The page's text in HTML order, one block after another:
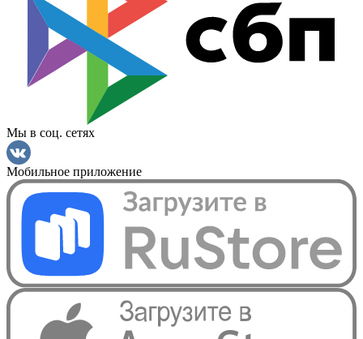
Мы в соц. сетях
Мобильное приложение